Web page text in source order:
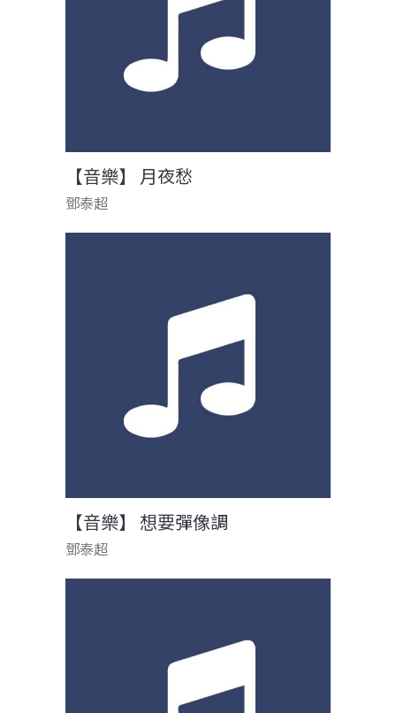
【音樂】 月夜愁
鄧泰超
【音樂】 想要彈像調
鄧泰超